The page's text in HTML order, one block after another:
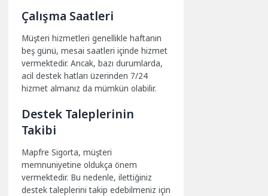
Çalışma Saatleri
Müşteri hizmetleri genellikle haftanın
beş günü, mesai saatleri içinde hizmet
vermektedir. Ancak, bazı durumlarda,
acil destek hatları üzerinden 7/24
hizmet almanız da mümkün olabilir.
Destek Taleplerinin
Takibi
Mapfre Sigorta, müşteri
memnuniyetine oldukça önem
vermektedir. Bu nedenle, ilettiğiniz
destek taleplerini takip edebilmeniz için